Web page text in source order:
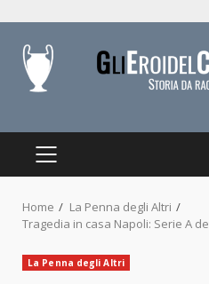
content
PRIMARY
Home
La Penna degli Altri
Tragedia in casa Napoli: Serie A
La Penna degli Altri